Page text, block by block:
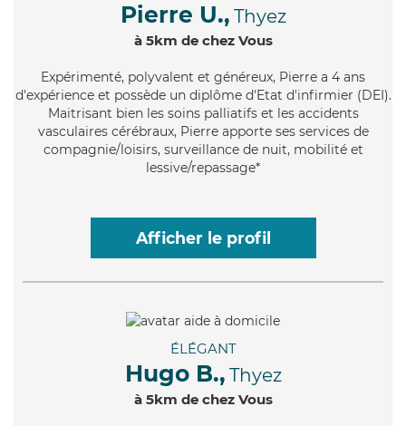
Pierre U., Thyez
à 5km de chez Vous
Expérimenté, polyvalent et généreux, Pierre a 4 ans
d'expérience et possède un diplôme d'Etat d'infirmier (DEI).
Maitrisant bien les soins palliatifs et les accidents
vasculaires cérébraux, Pierre apporte ses services de
compagnie/loisirs, surveillance de nuit, mobilité et
lessive/repassage*
Afficher le profil
ÉLÉGANT
Hugo B., Thyez
à 5km de chez Vous